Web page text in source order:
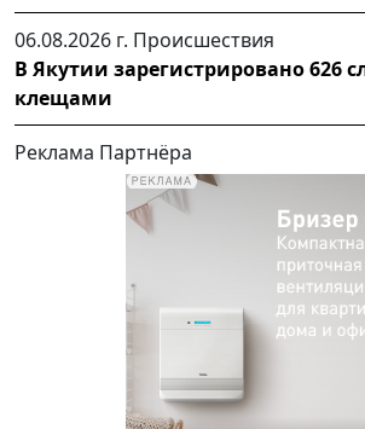
06.08.2026 г. Происшествия
В Якутии зарегистрировано 626
клещами
Реклама Партнёра